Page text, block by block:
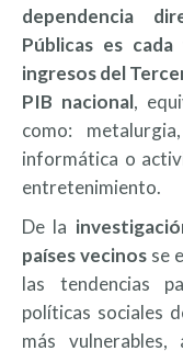
dependencia
Públicas es
ingresos del
PIB nacional,
como:
informática o
entretenimiento.
De la
países vecinos se
las tendencias
políticas sociales
más